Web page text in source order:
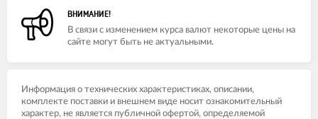
ВНИМАНИЕ!
В связи с изменением курса валют некоторые цены на
сайте могут быть не актуальными.
Информация о технических характеристиках, описании,
комплекте поставки и внешнем виде носит ознакомительный
характер, не является публичной офертой, определяемой